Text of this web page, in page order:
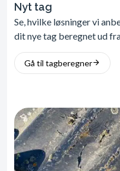
Nyt tag
Se, hvilke løsninger vi
dit nye tag beregnet ud
Gå til tagberegner